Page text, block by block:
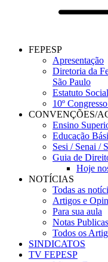
FEPESP
Apresentação
Diretoria da
São Paulo
Estatuto Social
10º
CONVENÇÕES/
Ensino
Educação
Sesi / Senai /
Guia de
Hoje
NOTÍCIAS
Todas as
Artigos e
Para sua aula
Notas Publicas
Todos os
SINDICATOS
TV FEPESP